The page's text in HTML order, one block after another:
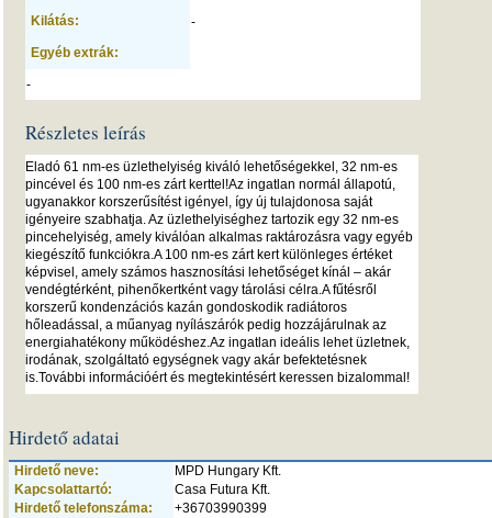
Kilátás:
-
Egyéb extrák:
-
Részletes leírás
Eladó 61 nm-es üzlethelyiség kiváló lehetőségekkel, 32 nm-es
pincével és 100 nm-es zárt kerttel!Az ingatlan normál állapotú,
ugyanakkor korszerűsítést igényel, így új tulajdonosa saját
igényeire szabhatja. Az üzlethelyiséghez tartozik egy 32 nm-es
pincehelyiség, amely kiválóan alkalmas raktározásra vagy egyéb
kiegészítő funkciókra.A 100 nm-es zárt kert különleges értéket
képvisel, amely számos hasznosítási lehetőséget kínál – akár
vendégtérként, pihenőkertként vagy tárolási célra.A fűtésről
korszerű kondenzációs kazán gondoskodik radiátoros
hőleadással, a műanyag nyílászárók pedig hozzájárulnak az
energiahatékony működéshez.Az ingatlan ideális lehet üzletnek,
irodának, szolgáltató egységnek vagy akár befektetésnek
is.További információért és megtekintésért keressen bizalommal!
Hirdető adatai
Hirdető neve:
MPD Hungary Kft.
Kapcsolattartó:
Casa Futura Kft.
Hirdető telefonszáma:
+36703990399